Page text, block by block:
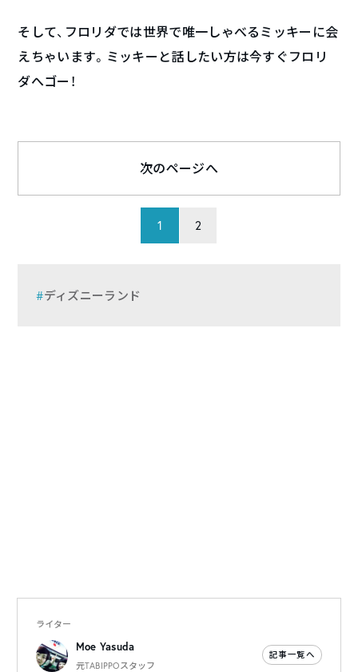
そして、フロリダでは世界で唯一しゃべるミッキーに会
えちゃいます。ミッキーと話したい方は今すぐフロリ
ダへゴー！
1 2
次のページへ
ディズニーランド
ライター
Moe Yasuda
元TABIPPOスタッフ
記事一覧へ